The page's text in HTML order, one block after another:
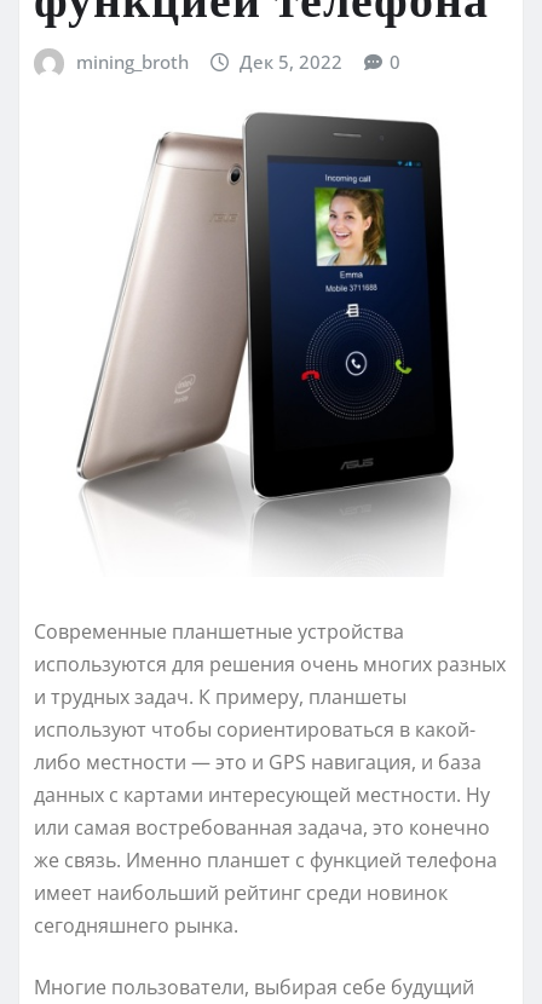
mining_broth Дек 5, 2022 0
Современные планшетные устройства
используются для решения очень многих разных
и трудных задач. К примеру, планшеты
используют чтобы сориентироваться в какой-
либо местности — это и GPS навигация, и база
данных с картами интересующей местности. Ну
или самая востребованная задача, это конечно
же связь. Именно планшет с функцией телефона
имеет наибольший рейтинг среди новинок
сегодняшнего рынка.
Многие пользователи, выбирая себе будущий